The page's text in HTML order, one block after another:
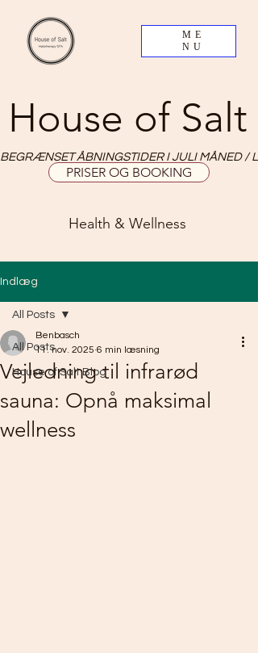
ME
NU
House of Salt
Health & Wellness
PRISER OG BOOKING
BEGRÆNSET ÅBNINGSTIDER I JULI MÅNED /
Indlæg
All Posts
House of Salt Blog
All Posts
Vejledning til infrarød
sauna: Opnå maksimal
wellness
Benbasch
11. nov. 2025 6 min læsning